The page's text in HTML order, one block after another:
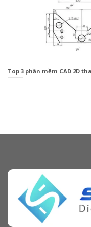
Top 3 phần mềm CAD 2D